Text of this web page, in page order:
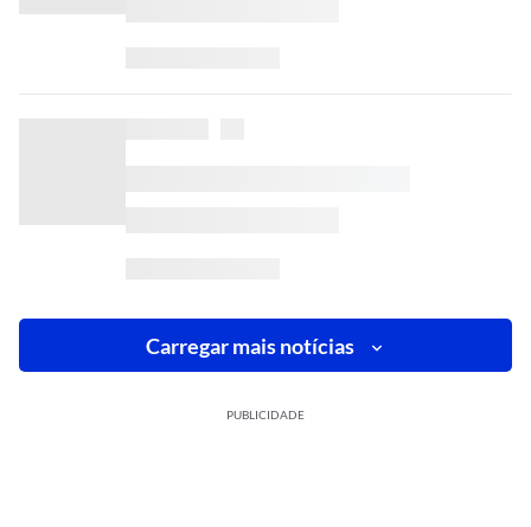
Carregar mais notícias
PUBLICIDADE